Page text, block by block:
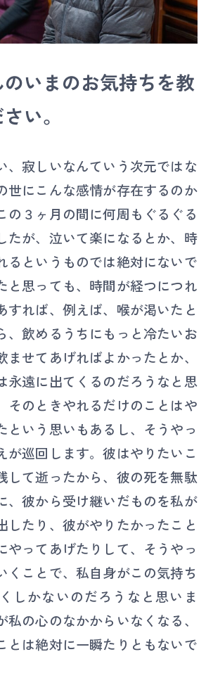
いまのお気持ちを教
い。
、寂しいなんていう次元ではな
世にこんな感情が存在するのか
の３ヶ月の間に何周もぐるぐる
たが、泣いて楽になるとか、時
るというものでは絶対にないで
と思っても、時間が経つにつれ
すれば、例えば、喉が渇いたと
、飲めるうちにもっと冷たいお
せてあげればよかったとか、
永遠に出てくるのだろうなと思
そのときやれるだけのことはや
という思いもあるし、そうやっ
が巡回します。彼はやりたいこ
して逝ったから、彼の死を無駄
、彼から受け継いだものを私が
したり、彼がやりたかったこと
やってあげたりして、そうやっ
くことで、私自身がこの気持ち
しかないのだろうなと思いま
私の心のなかからいなくなる、
とは絶対に一瞬たりともないで